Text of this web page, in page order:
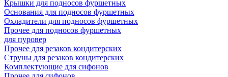
Крышки для подносов фуршетных
Основания для подносов фуршетных
Охладители для подносов фуршетных
Прочее для подносов фуршетных
для пуровер
Прочее для резаков кондитерских
Струны для резаков кондитерских
Комплектующие для сифонов